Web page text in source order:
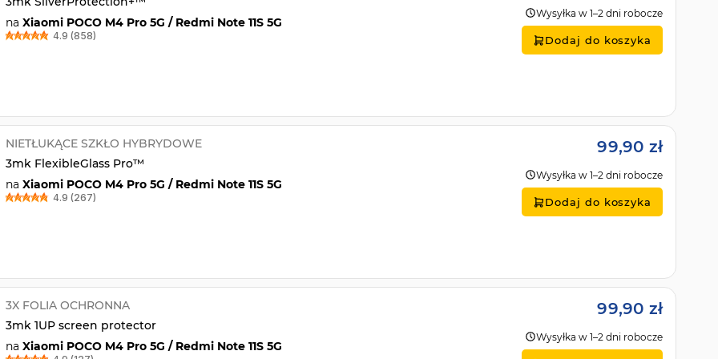
na Xiaomi POCO M4 Pro 5G / Redmi Note 11S 5G
4.9 (858)
Wysyłka w 1–2 dni robocze
Dodaj do koszyka
NIETŁUKĄCE SZKŁO HYBRYDOWE
3mk FlexibleGlass Pro™
na Xiaomi POCO M4 Pro 5G / Redmi Note 11S 5G
4.9 (267)
99,90 zł
Wysyłka w 1–2 dni robocze
Dodaj do koszyka
3X FOLIA OCHRONNA
3mk 1UP screen protector
na Xiaomi POCO M4 Pro 5G / Redmi Note 11S 5G
99,90 zł
Wysyłka w 1–2 dni robocze